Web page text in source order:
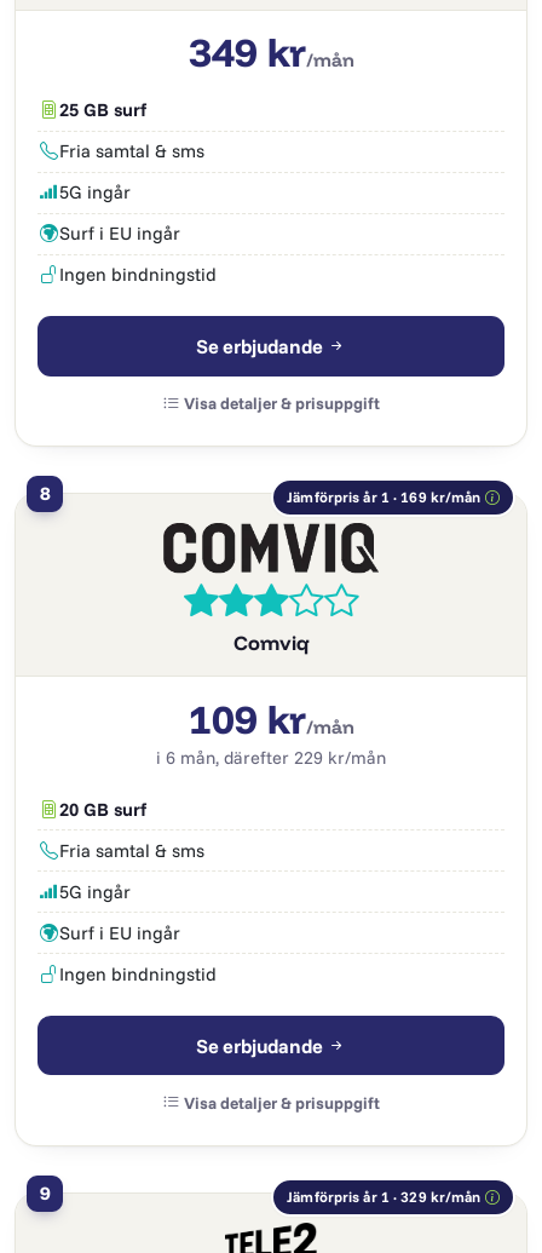
349 kr/mån
25 GB surf
Fria samtal & sms
5G ingår
Surf i EU ingår
Ingen bindningstid
Se erbjudande
Visa detaljer & prisuppgift
8 Jämförpris år 1 · 169 kr/mån
Comviq
109 kr/mån
i 6 mån, därefter 229 kr/mån
20 GB surf
Fria samtal & sms
5G ingår
Surf i EU ingår
Ingen bindningstid
Se erbjudande
Visa detaljer & prisuppgift
9 Jämförpris år 1 · 329 kr/mån